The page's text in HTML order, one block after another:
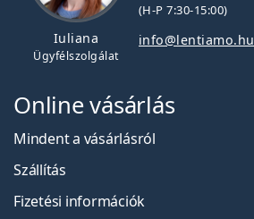
Iuliana
Ügyfélszolgálat
(H-P 7:30-15:00)
info@lentiamo.hu
Online vásárlás
Mindent a vásárlásról
Szállítás
Fizetési információk